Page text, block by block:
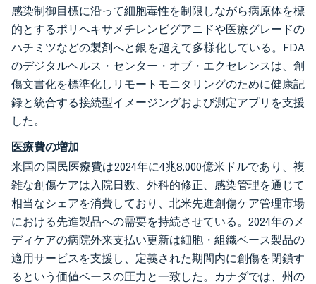
感染制御目標に沿って細胞毒性を制限しながら病原体を標
的とするポリヘキサメチレンビグアニドや医療グレードの
ハチミツなどの製剤へと銀を超えて多様化している。FDA
のデジタルヘルス・センター・オブ・エクセレンスは、創
傷文書化を標準化しリモートモニタリングのために健康記
録と統合する接続型イメージングおよび測定アプリを支援
した。
医療費の増加
米国の国民医療費は2024年に4兆8,000億米ドルであり、複
雑な創傷ケアは入院日数、外科的修正、感染管理を通じて
相当なシェアを消費しており、北米先進創傷ケア管理市場
における先進製品への需要を持続させている。2024年のメ
ディケアの病院外来支払い更新は細胞・組織ベース製品の
適用サービスを支援し、定義された期間内に創傷を閉鎖す
るという価値ベースの圧力と一致した。カナダでは、州の